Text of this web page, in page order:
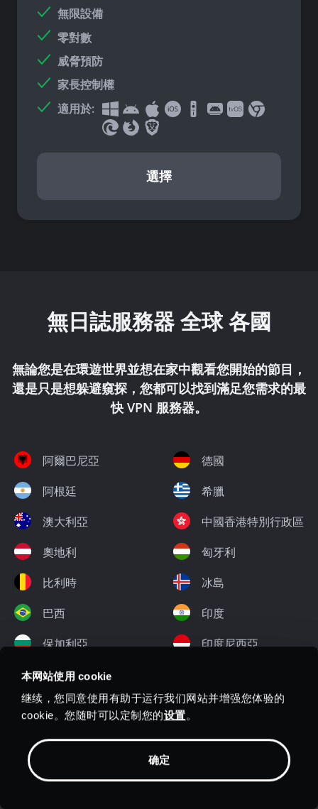
本网站使用 cookie
继续，您同意使用有助于运行我们网站并增强您体验的
cookie。您随时可以定制您的设置。
确定
無限設備
零對數
威脅預防
家長控制權
適用於:
選擇
無日誌服務器全球 各國
無論您是在環遊世界並想在家中觀看您開始的節目，
還是只是想躲避窺探，您都可以找到滿足您需求的最
快 VPN 服務器。
阿爾巴尼亞
阿根廷
澳大利亞
奧地利
比利時
巴西
保加利亞
加拿大
捷克共和國
丹麥
德國
希臘
中國香港特別行政區
匈牙利
冰島
印度
印度尼西亞
以色列
意大利